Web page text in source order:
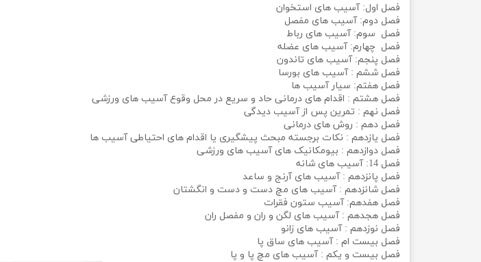
فصل اول: آسیب های استخوان
فصل دوم: آسیب های مفصل
فصل سوم: آسیب های رباط
فصل چهارم: آسیب های عضله
فصل پنجم: آسیب های تاندون
فصل ششم : آسیب های بورسا
فصل هفتم: سیار آسیب ها
فصل هشتم : اقدام های درمانی حاد و سریع در محل وقوع آسیب های ورزشی
فصل نهم : تمرین پس از آسیب دیدگی
فصل دهم : روش های درمانی
فصل یازدهم : نکات برجسته مبحث پیشگیری یا اقدام های احتیاطی آسیب ها
فصل دوازدهم : بیومکانیک های آسیب های ورزشی
فصل 14: آسیب های شانه
فصل پانزدهم : آسیب های آرنج و ساعد
فصل شانزدهم : آسیب های مچ دست و دست و انگشتان
فصل هفدهم: آسیب ستون فقرات
فصل هجدهم : آسیب های لگن و ران و مفصل ران
فصل نوزدهم : آسیب های زانو
فصل بیست ام : آسیب های ساق پا
فصل بیست و یکم : آسیب های مچ پا و پا